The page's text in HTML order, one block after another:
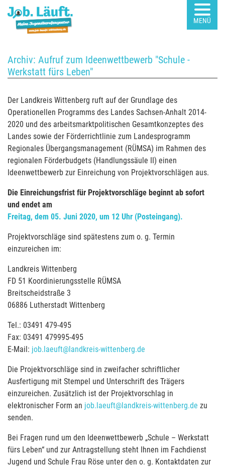
MENÜ
Archiv: Aufruf zum Ideenwettbewerb "Schule -
Werkstatt fürs Leben"
Der Landkreis Wittenberg ruft auf der Grundlage des
Operationellen Programms des Landes Sachsen-Anhalt 2014-
2020 und des arbeitsmarktpolitischen Gesamtkonzeptes des
Landes sowie der Förderrichtlinie zum Landesprogramm
Regionales Übergangsmanagement (RÜMSA) im Rahmen des
regionalen Förderbudgets (Handlungssäule II) einen
Ideenwettbewerb zur Einreichung von Projektvorschlägen aus.
Die Einreichungsfrist für Projektvorschläge beginnt ab sofort
und endet am
Freitag, dem 05. Juni 2020, um 12 Uhr (Posteingang).
Projektvorschläge sind spätestens zum o. g. Termin
einzureichen im:
Landkreis Wittenberg
FD 51 Koordinierungsstelle RÜMSA
Breitscheidstraße 3
06886 Lutherstadt Wittenberg
Tel.: 03491 479-495
Fax: 03491 479995-495
E-Mail: job.laeuft@landkreis-wittenberg.de
Die Projektvorschläge sind in zweifacher schriftlicher
Ausfertigung mit Stempel und Unterschrift des Trägers
einzureichen. Zusätzlich ist der Projektvorschlag in
elektronischer Form an job.laeuft@landkreis-wittenberg.de zu
senden.
Bei Fragen rund um den Ideenwettbewerb „Schule – Werkstatt
fürs Leben“ und zur Antragstellung steht Ihnen im Fachdienst
Jugend und Schule Frau Röse unter den o. g. Kontaktdaten zur